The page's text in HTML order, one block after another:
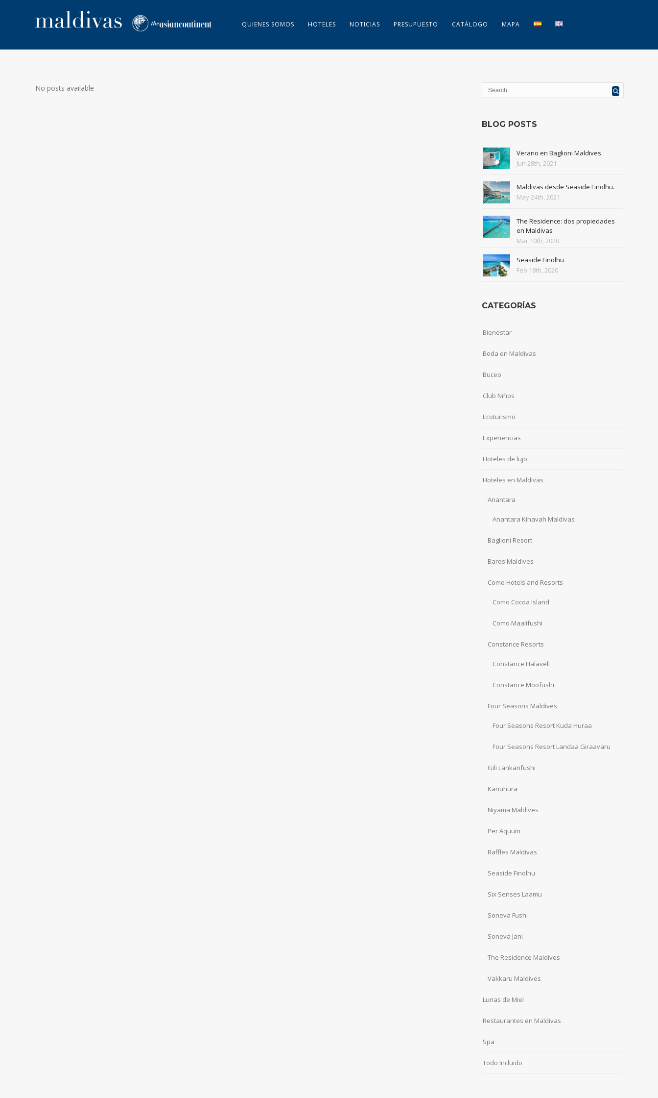
QUIENES SOMOS HOTELES NOTICIAS PRESUPUESTO CATÁLOGO MAPA
No posts available
BLOG POSTS
Verano en Baglioni Maldives.
Jun 28th, 2021
Maldivas desde Seaside Finolhu.
May 24th, 2021
The Residence: dos propiedades
en Maldivas
Mar 10th, 2020
Seaside Finolhu
Feb 18th, 2020
CATEGORÍAS
Bienestar
Boda en Maldivas
Buceo
Club Niños
Ecoturismo
Experiencias
Hoteles de lujo
Hoteles en Maldivas
Anantara
Anantara Kihavah Maldivas
Baglioni Resort
Baros Maldives
Como Hotels and Resorts
Como Cocoa Island
Como Maalifushi
Constance Resorts
Constance Halaveli
Constance Moofushi
Four Seasons Maldives
Four Seasons Resort Kuda Huraa
Four Seasons Resort Landaa Giraavaru
Gili Lankanfushi
Kanuhura
Niyama Maldives
Per Aquum
Raffles Maldivas
Seaside Finolhu
Six Senses Laamu
Soneva Fushi
Soneva Jani
The Residence Maldives
Vakkaru Maldives
Lunas de Miel
Restaurantes en Maldivas
Spa
Todo Incluido